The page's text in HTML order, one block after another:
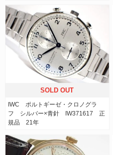
SOLD OUT
IWC ポルトギーゼ・クロノグラ
フ シルバー×青針 IW371617 正
規品 21年